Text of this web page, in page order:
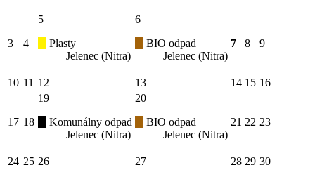
3 4
5
Plasty
Jelenec (Nitra)
6
BIO odpad
Jelenec (Nitra)
7 8 9
10 11 12 13 14 15 16
17 18
19
Komunálny odpad
Jelenec (Nitra)
20
BIO odpad
Jelenec (Nitra)
21 22 23
24 25 26 27 28 29 30